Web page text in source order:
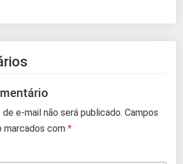
e-mail não será publicado. Campos
marcados com *